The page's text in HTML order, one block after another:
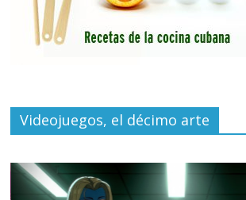
Videojuegos, el décimo arte